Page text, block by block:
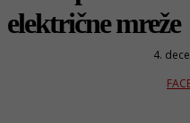
električne mreže
4.